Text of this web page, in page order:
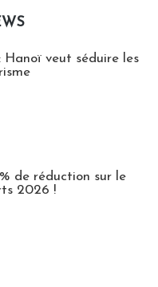
veut séduire les
de réduction sur le
2026 !